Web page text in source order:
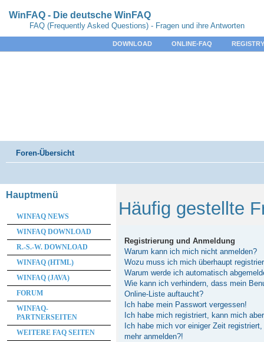
WinFAQ - Die deutsche WinFAQ
FAQ (Frequently Asked Questions) - Fragen und ihre Antworten
DOWNLOAD ONLINE-FAQ
Foren-Übersicht
Häufig gestellte
Registrierung und Anmeldung
Warum kann ich mich nicht anmelden?
Wozu muss ich mich überhaupt
Warum werde ich automatisch
Wie kann ich verhindern, dass mein
Online-Liste auftaucht?
Ich habe mein Passwort vergessen!
Ich habe mich registriert, kann mich
Ich habe mich vor einiger Zeit
mehr anmelden?!
Hauptmenü
WINFAQ NEWS
WINFAQ DOWNLOAD
R.-S.-W. DOWNLOAD
WINFAQ (HTML)
WINFAQ (JAVA)
FORUM
WINFAQ-
PARTNERSEITEN
WEITERE FAQ SEITEN